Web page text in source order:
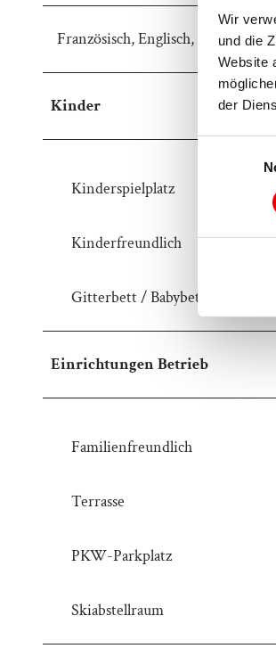
Wir
und die
Website
der
i
g
n
s
Französisch, Englisch, Italienisch
Kinder
Kinderspielplatz
Kinderfreundlich
Gitterbett / Babybett
Einrichtungen Betrieb
Familienfreundlich
Terrasse
PKW-Parkplatz
Skiabstellraum